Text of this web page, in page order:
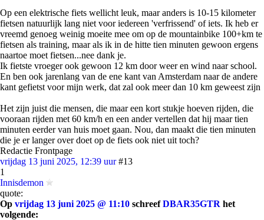
Op een elektrische fiets wellicht leuk, maar anders is 10-15 kilometer
fietsen natuurlijk lang niet voor iedereen 'verfrissend' of iets. Ik heb er
vreemd genoeg weinig moeite mee om op de mountainbike 100+km te
fietsen als training, maar als ik in de hitte tien minuten gewoon ergens
naartoe moet fietsen...nee dank je.
Ik fietste vroeger ook gewoon 12 km door weer en wind naar school.
En ben ook jarenlang van de ene kant van Amsterdam naar de andere
kant gefietst voor mijn werk, dat zal ook meer dan 10 km geweest zijn
Het zijn juist die mensen, die maar een kort stukje hoeven rijden, die
vooraan rijden met 60 km/h en een ander vertellen dat hij maar tien
minuten eerder van huis moet gaan. Nou, dan maakt die tien minuten
die je er langer over doet op de fiets ook niet uit toch?
Redactie Frontpage
vrijdag 13 juni 2025, 12:39 uur #13
1
Innisdemon
quote:
Op vrijdag 13 juni 2025 @ 11:10 schreefDBAR35GTR het
volgende: